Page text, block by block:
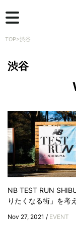
TOP>渋谷
渋谷
NB TEST RUN
りたくなる街」を考
Nov 27, 2021 / EVENT